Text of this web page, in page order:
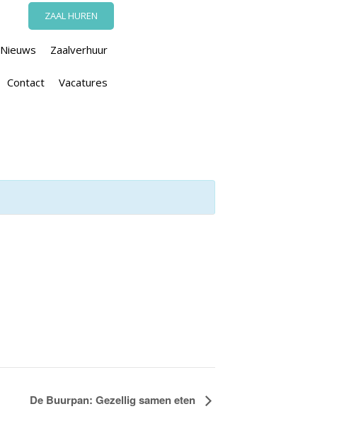
ZAAL HUREN
Nieuws Zaalverhuur
Contact Vacatures
De Buurpan: Gezellig samen eten